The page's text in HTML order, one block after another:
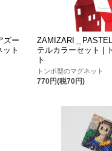
ズー
ット
ZAMIZARI＿
テルカラーセット |
ト
トンボ型のマグネット
770円(税70円)